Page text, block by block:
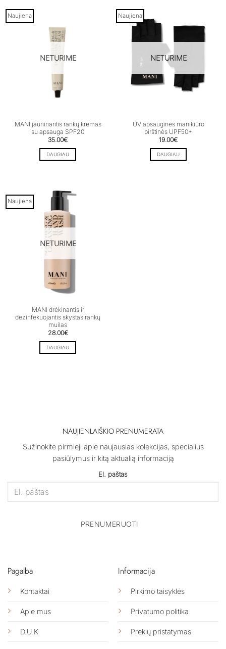
Naujiena
NETURIME
MANI jauninantis rankų kremas
su apsauga SPF20
35.00€
DAUGIAU
Naujiena
NETURIME
UV apsauginės manikiūro
pirštinės UPF50+
19.00€
DAUGIAU
Naujiena
NETURIME
MANI drėkinantis ir
dezinfekuojantis skystas rankų
muilas
28.00€
DAUGIAU
Pagalba
Kontaktai
Apie mus
D.U.K
Informacija
Pirkimo taisyklės
Privatumo politika
Prekių pristatymas
NAUJIENLAIŠKIO PRENUMERATA
Sužinokite pirmieji apie naujausias kolekcijas, specialius
pasiūlymus ir kitą aktualią informaciją
El. paštas
PRENUMERUOTI